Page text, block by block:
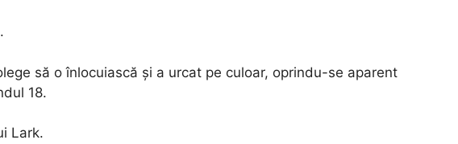
să o înlocuiască și a urcat pe culoar, oprindu-se aparent
18.
Lark.